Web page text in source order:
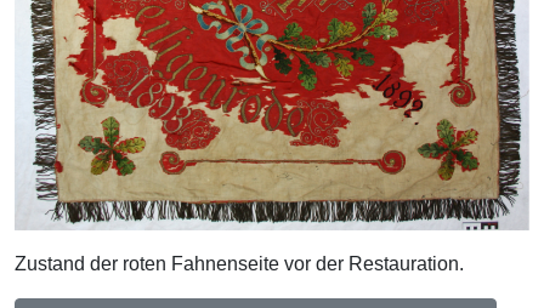
Zustand der roten Fahnenseite vor der Restauration.